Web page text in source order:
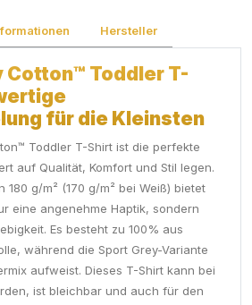
Hersteller
Cotton™ Toddler T-
für die Kleinsten
Toddler T-Shirt ist die perfekte
auf Qualität, Komfort und Stil legen.
180 g/m² (170 g/m² bei Weiß) bietet
eine angenehme Haptik, sondern
Es besteht zu 100% aus
während die Sport Grey-Variante
aufweist. Dieses T-Shirt kann bei
ist bleichbar und auch für den